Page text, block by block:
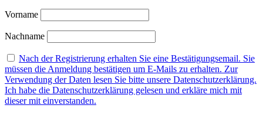
Vorname
Nachname
Nach der Registrierung erhalten Sie eine Bestätigungsemail. Sie
müssen die Anmeldung bestätigen um E-Mails zu erhalten. Zur
Verwendung der Daten lesen Sie bitte unsere Datenschutzerklärung.
Ich habe die Datenschutzerklärung gelesen und erkläre mich mit
dieser mit einverstanden.